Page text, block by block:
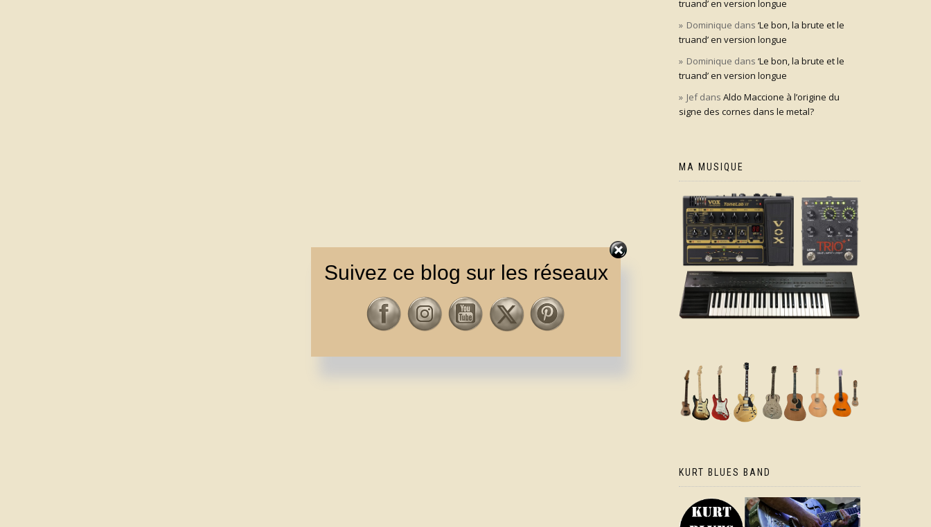
truand’ en version longue
Dominique dans ‘Le bon, la brute et le
truand’ en version longue
Dominique dans ‘Le bon, la brute et le
truand’ en version longue
Jefdans Aldo Maccione à l’origine du
signe des cornes dans le metal?
MA MUSIQUE
KURT BLUES BAND
Suivez ce blog sur les réseaux